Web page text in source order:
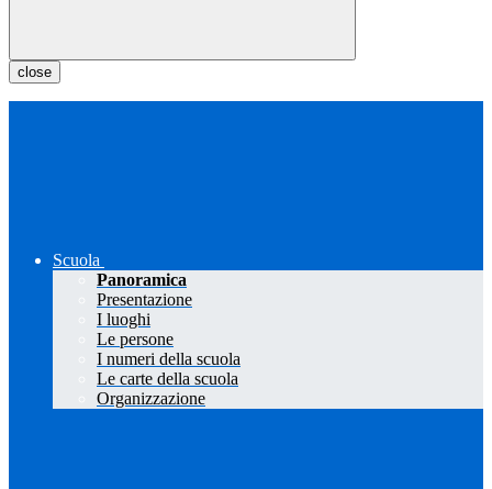
close
Scuola
Panoramica
Presentazione
I luoghi
Le persone
I numeri della scuola
Le carte della scuola
Organizzazione